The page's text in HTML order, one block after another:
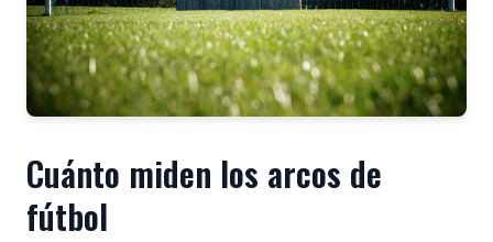
Cuánto miden los arcos de
fútbol